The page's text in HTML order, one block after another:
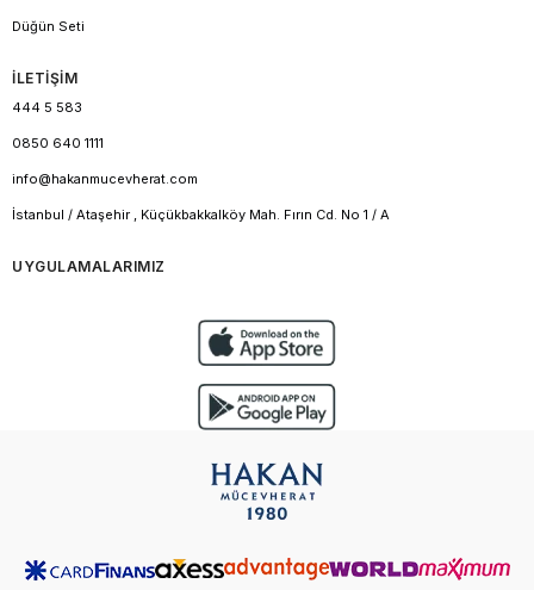
Düğün Seti
İLETİŞİM
444 5 583
0850 640 1111
info@hakanmucevherat.com
İstanbul / Ataşehir , Küçükbakkalköy Mah. Fırın Cd. No 1 / A
UYGULAMALARIMIZ